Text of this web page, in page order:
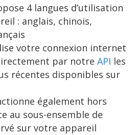
4 langues d’utilisation
: anglais, chinois,
votre connexion internet
par notre API les
récentes disponibles sur
également hors
au sous-ensemble de
sur votre appareil